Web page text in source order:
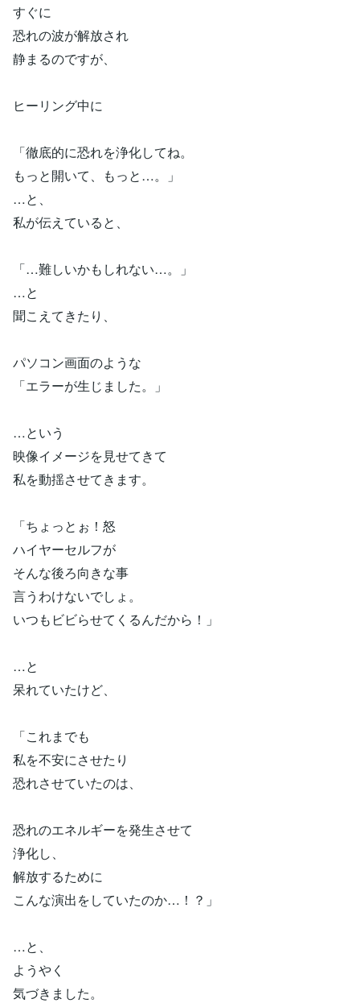
すぐに
恐れの波が解放され
静まるのですが、
ヒーリング中に
「徹底的に恐れを浄化してね。
もっと開いて、もっと…。」
…と、
私が伝えていると、
「…難しいかもしれない…。」
…と
聞こえてきたり、
パソコン画面のような
「エラーが生じました。」
…という
映像イメージを見せてきて
私を動揺させてきます。
「ちょっとぉ！怒
ハイヤーセルフが
そんな後ろ向きな事
言うわけないでしょ。
いつもビビらせてくるんだから！」
…と
呆れていたけど、
「これまでも
私を不安にさせたり
恐れさせていたのは、
恐れのエネルギーを発生させて
浄化し、
解放するために
こんな演出をしていたのか…！？」
…と、
ようやく
気づきました。